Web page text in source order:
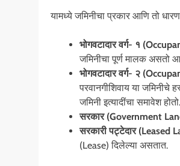
यामध्ये जमिनीचा प्रकार आणि तो
भोगवटादार वर्ग- १
जमिनीचा पूर्ण मालक असतो
भोगवटादार वर्ग- २
परवानगीशिवाय या जमिनीचे
जमिनी इत्यादींचा समावेश होतो.
सरकार (Government
सरकारी पट्टेदार (Leased
(Lease) दिलेल्या असतात.